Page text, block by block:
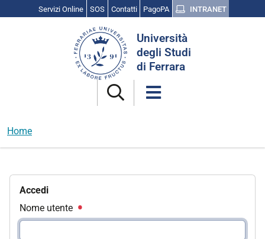
Servizi Online SOS Contatti PagoPA INTRANET
Università
degli Studi
di Ferrara
Home
Accedi
Nome utente